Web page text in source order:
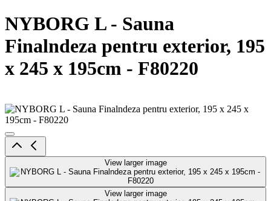
NYBORG L - Sauna
Finalndeza pentru exterior, 195
x 245 x 195cm - F80220
View larger image
View larger image